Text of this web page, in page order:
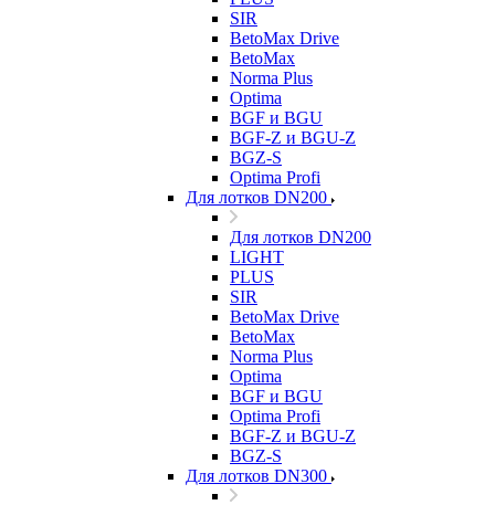
SIR
BetoMax Drive
BetoMax
Norma Plus
Optima
BGF и BGU
BGF-Z и BGU-Z
BGZ-S
Optima Profi
Для лотков DN200
Для лотков DN200
LIGHT
PLUS
SIR
BetoMax Drive
BetoMax
Norma Plus
Optima
BGF и BGU
Optima Profi
BGF-Z и BGU-Z
BGZ-S
Для лотков DN300